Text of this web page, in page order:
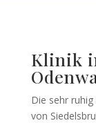
Klinik
Die sehr
von